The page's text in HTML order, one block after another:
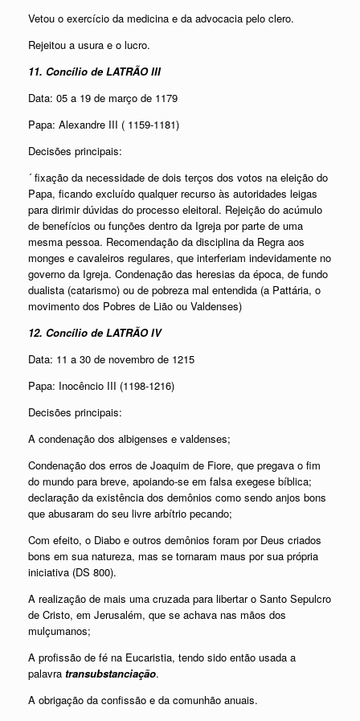
Vetou o exercício da medicina e da advocacia pelo clero.
Rejeitou a usura e o lucro.
11. Concílio de LATRÃO III
Data: 05 a 19 de março de 1179
Papa: Alexandre III ( 1159-1181)
Decisões principais:
´ fixação da necessidade de dois terços dos votos na eleição do
Papa, ficando excluído qualquer recurso às autoridades leigas
para dirimir dúvidas do processo eleitoral. Rejeição do acúmulo
de benefícios ou funções dentro da Igreja por parte de uma
mesma pessoa. Recomendação da disciplina da Regra aos
monges e cavaleiros regulares, que interferiam indevidamente no
governo da Igreja. Condenação das heresias da época, de fundo
dualista (catarismo) ou de pobreza mal entendida (a Pattária, o
movimento dos Pobres de Lião ou Valdenses)
12. Concílio de LATRÃO IV
Data: 11 a 30 de novembro de 1215
Papa: Inocêncio III (1198-1216)
Decisões principais:
A condenação dos albigenses e valdenses;
Condenação dos erros de Joaquim de Fiore, que pregava o fim
do mundo para breve, apoiando-se em falsa exegese bíblica;
declaração da existência dos demônios como sendo anjos bons
que abusaram do seu livre arbítrio pecando;
Com efeito, o Diabo e outros demônios foram por Deus criados
bons em sua natureza, mas se tornaram maus por sua própria
iniciativa (DS 800).
A realização de mais uma cruzada para libertar o Santo Sepulcro
de Cristo, em Jerusalém, que se achava nas mãos dos
mulçumanos;
A profissão de fé na Eucaristia, tendo sido então usada a
palavra transubstanciação.
A obrigação da confissão e da comunhão anuais.